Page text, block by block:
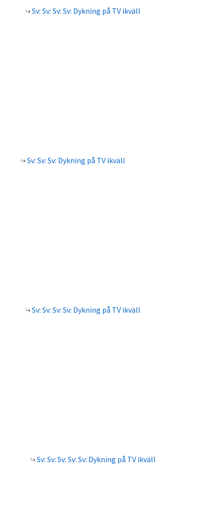
Sv: Sv: Sv: Sv: Dykning på TV ikväll
Sv: Sv: Sv: Dykning på TV ikväll
Sv: Sv: Sv: Sv: Dykning på TV ikväll
Sv: Sv: Sv: Sv: Sv: Dykning på TV ikväll